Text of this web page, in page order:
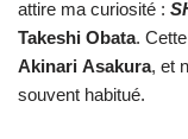
attire ma curiosité :
Takeshi Obata.
Akinari Asakura, et
souvent habitué.